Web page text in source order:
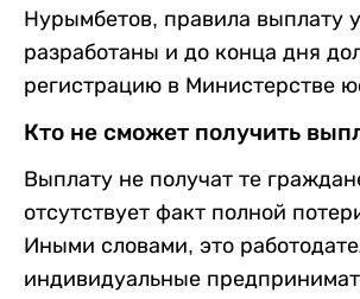
Нурымбетов, правила выплату
разработаны и до конца дня
регистрацию в Министерстве
Кто не сможет получить
Выплату не получат те
отсутствует факт полной
Иными словами, это
индивидуальные